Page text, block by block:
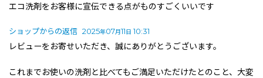
エコ洗剤をお客様に宣伝できる点がものすごくいいです
ショップからの返信 2025年07月11日 10:31
レビューをお寄せいただき、誠にありがとうございます。
これまでお使いの洗剤と比べてもご満足いただけたとのこと、大変